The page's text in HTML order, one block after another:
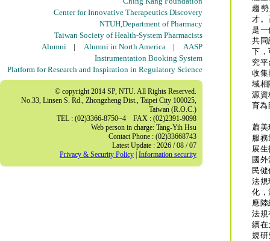
Center for Innovative Therapeutics Discovery
NTUH,Department of Pharmacy
Taiwan Society of Health-System Pharmacists
Alumni | Alumni in North America | AASP
Instrumentation Booking System
Platform for Research and Inspiration in Regulatory Science
© copyright 2014 SP, NTU. All Rights Reserved.
No.33, Linsen S. Rd., Zhongzheng Dist., Taipei City 100025,
Taiwan (R.O.C.)
TEL : (02)3366-8750~4 FAX : (02)2391-9098
Web person in charge: Tang-Yih Hsu
Contact Phone : (02)33668743
Latest Update : 2026 / 08 / 07
Privacy & Security Policy Information security
趨
才。
是一
共同
下，
究
收集
域相
源資
育為
蕭美
服
展
國
民
法規
化，
應
法規
續在
規研